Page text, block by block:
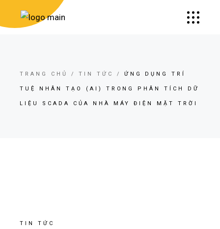
TRANG CHỦ TIN TỨC ỨNG DỤNG TRÍ
TUỆ NHÂN TẠO (AI) TRONG PHÂN TÍCH DỮ
LIỆU SCADA CỦA NHÀ MÁY ĐIỆN MẶT TRỜI
TIN TỨC